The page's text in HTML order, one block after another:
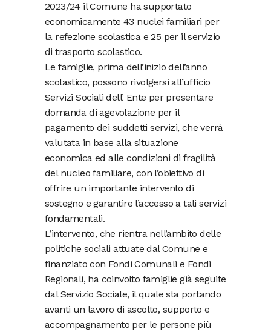
2023/24 il Comune ha supportato
economicamente 43 nuclei familiari per
la refezione scolastica e 25 per il servizio
di trasporto scolastico.
Le famiglie, prima dell’inizio dell’anno
scolastico, possono rivolgersi all’ufficio
Servizi Sociali dell’ Ente per presentare
domanda di agevolazione per il
pagamento dei suddetti servizi, che verrà
valutata in base alla situazione
economica ed alle condizioni di fragilità
del nucleo familiare, con l’obiettivo di
offrire un importante intervento di
sostegno e garantire l’accesso a tali servizi
fondamentali.
L’intervento, che rientra nell’ambito delle
politiche sociali attuate dal Comune e
finanziato con Fondi Comunali e Fondi
Regionali, ha coinvolto famiglie già seguite
dal Servizio Sociale, il quale sta portando
avanti un lavoro di ascolto, supporto e
accompagnamento per le persone più